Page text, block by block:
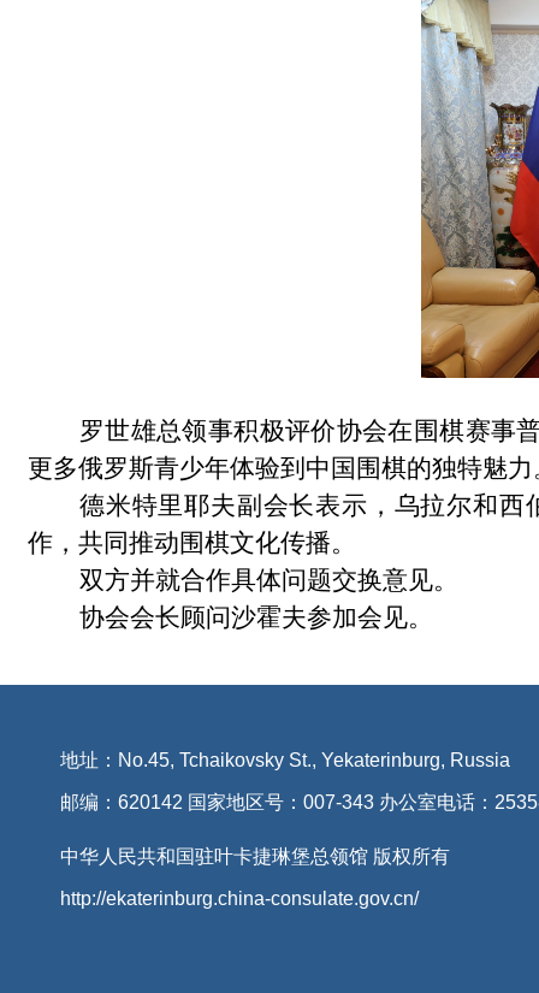
罗世雄总领事积极评价协会在围棋赛事
更多俄罗斯青少年体验到中国围棋的独特魅力
德米特里耶夫副会长表示，乌拉尔和
作，共同推动围棋文化传播。
双方并就合作具体问题交换意见。
协会会长顾问沙霍夫参加会见。
地址：No.45, Tchaikovsky St., Yekaterinburg, Russia
邮编：620142 国家地区号：007-343 办公室电话：
中华人民共和国驻叶卡捷琳堡总领馆 版权所有
http://ekaterinburg.china-consulate.gov.cn/